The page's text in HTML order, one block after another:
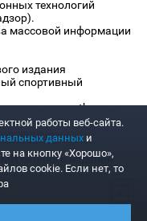
технологий
массовой информации
издания
спортивный
«www.sportbox.ru»:
издания
сетевого издания
работы веб-сайта.
данных и
на кнопку «Хорошо»,
cookie. Если нет, то